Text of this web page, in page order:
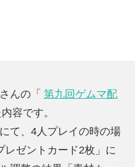
んの「 第九回ゲムマ配
容です。
て、4人プレイの時の場
レゼントカード2枚」に